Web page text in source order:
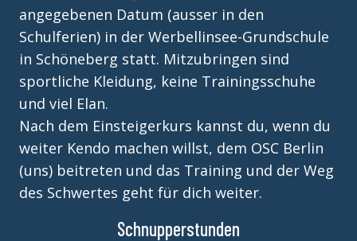
angegebenen Datum (ausser in den
Schulferien) in der Werbellinsee-Grundschule
in Schöneberg statt. Mitzubringen sind
sportliche Kleidung, keine Trainingsschuhe
und viel Elan.
Nach dem Einsteigerkurs kannst du, wenn du
weiter Kendo machen willst, dem OSC Berlin
(uns) beitreten und das Training und der Weg
des Schwertes geht für dich weiter.
Schnupperstunden